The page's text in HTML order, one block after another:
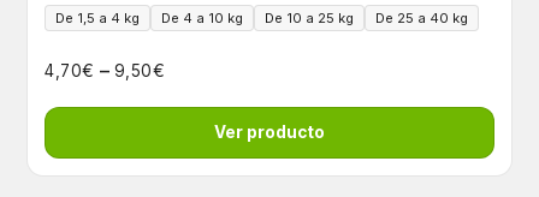
De 1,5 a 4 kg De 4 a 10 kg De 10 a 25 kg De 25 a 40 kg
4,70€ – 9,50€
Ver producto